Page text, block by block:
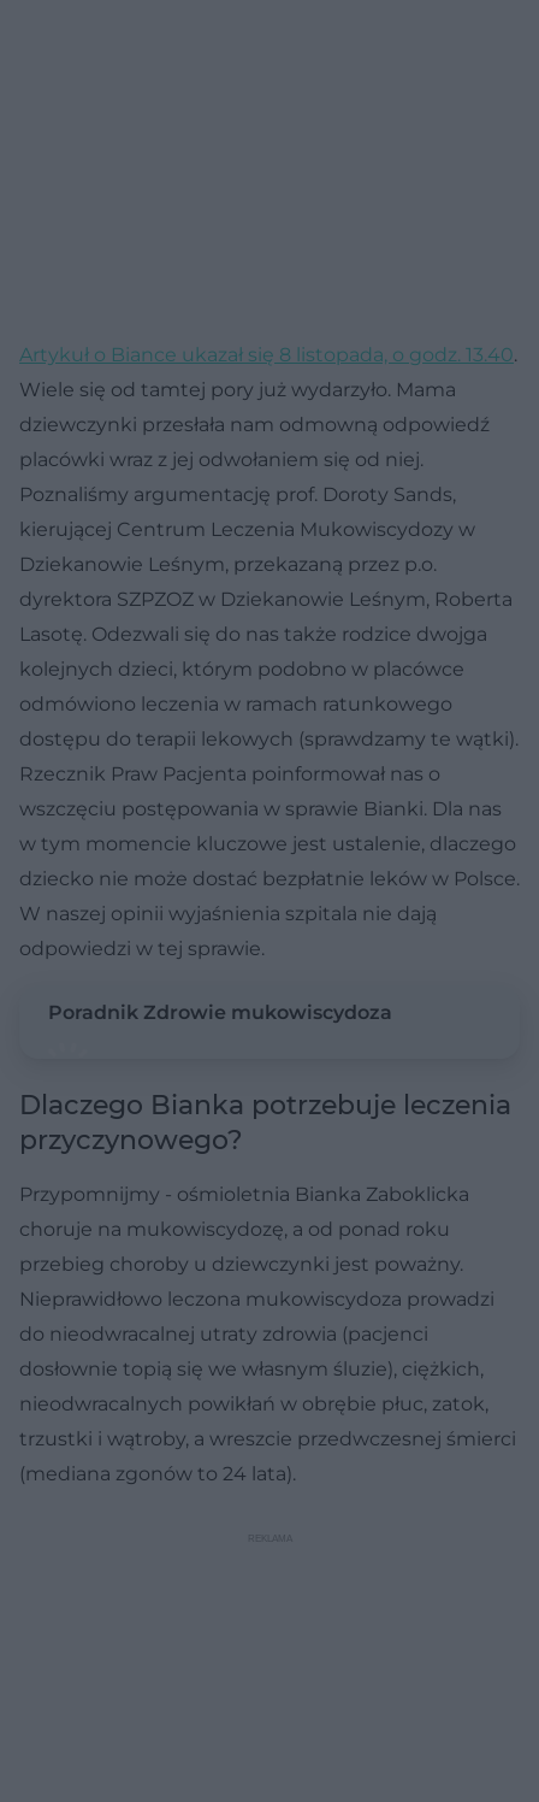
Artykuł o Biance ukazał się 8 listopada, o godz. 13.40.
Wiele się od tamtej pory już wydarzyło. Mama
dziewczynki przesłała nam odmowną odpowiedź
placówki wraz z jej odwołaniem się od niej.
Poznaliśmy argumentację prof. Doroty Sands,
kierującej Centrum Leczenia Mukowiscydozy w
Dziekanowie Leśnym, przekazaną przez p.o.
dyrektora SZPZOZ w Dziekanowie Leśnym, Roberta
Lasotę. Odezwali się do nas także rodzice dwojga
kolejnych dzieci, którym podobno w placówce
odmówiono leczenia w ramach ratunkowego
dostępu do terapii lekowych (sprawdzamy te wątki).
Rzecznik Praw Pacjenta poinformował nas o
wszczęciu postępowania w sprawie Bianki. Dla nas
w tym momencie kluczowe jest ustalenie, dlaczego
dziecko nie może dostać bezpłatnie leków w Polsce.
W naszej opinii wyjaśnienia szpitala nie dają
odpowiedzi w tej sprawie.
Poradnik Zdrowie mukowiscydoza
Dlaczego Bianka potrzebuje leczenia
przyczynowego?
Przypomnijmy - ośmioletnia Bianka Zaboklicka
choruje na mukowiscydozę, a od ponad roku
przebieg choroby u dziewczynki jest poważny.
Nieprawidłowo leczona mukowiscydoza prowadzi
do nieodwracalnej utraty zdrowia (pacjenci
dosłownie topią się we własnym śluzie), ciężkich,
nieodwracalnych powikłań w obrębie płuc, zatok,
trzustki i wątroby, a wreszcie przedwczesnej śmierci
(mediana zgonów to 24 lata).